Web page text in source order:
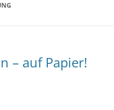
– auf Papier!